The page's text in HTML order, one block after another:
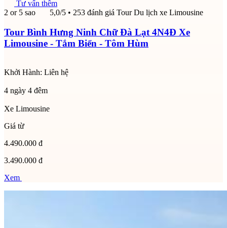
Tư vấn thêm
2 or 5 sao
5,0/5 • 253 đánh giá Tour Du lịch xe Limousine
Tour Bình Hưng Ninh Chữ Đà Lạt 4N4Đ Xe
Limousine - Tắm Biển - Tôm Hùm
Khởi Hành: Liên hệ
4 ngày 4 đêm
Xe Limousine
Giá từ
4.490.000 đ
3.490.000 đ
Xem